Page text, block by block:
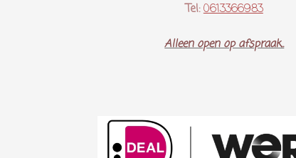
Tel: 0613366983
Alleen open op afspraak..